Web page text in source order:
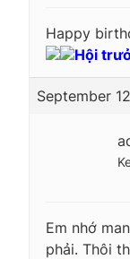
Happy
Hội
September
Em nhớ
phải. Thôi